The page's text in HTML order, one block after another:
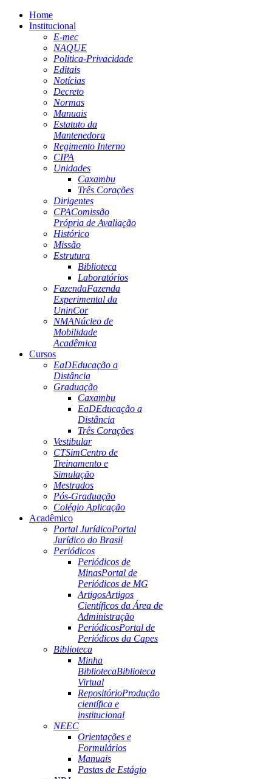
Home
Institucional
E-mec
NAQUE
Politica-Privacidade
Editais
Notícias
Decreto
Normas
Manuais
Estatuto da
Mantenedora
Regimento Interno
CIPA
Unidades
Caxambu
Três Corações
Dirigentes
CPAComissão
Própria de Avaliação
Histórico
Missão
Estrutura
Biblioteca
Laboratórios
FazendaFazenda
Experimental da
UninCor
NMANúcleo de
Mobilidade
Acadêmica
Cursos
EaDEducação a
Distância
Graduação
Caxambu
EaDEducação a
Distância
Três Corações
Vestibular
CTSimCentro de
Treinamento e
Simulação
Mestrados
Pós-Graduação
Colégio Aplicação
Acadêmico
Portal JurídicoPortal
Jurídico do Brasil
Periódicos
Periódicos de
MinasPortal de
Periódicos de MG
ArtigosArtigos
Científicos da Área de
Administração
PeriódicosPortal de
Periódicos da Capes
Biblioteca
Minha
BibliotecaBiblioteca
Virtual
RepositórioProdução
científica e
institucional
NEEC
Orientações e
Formulários
Manuais
Pastas de Estágio